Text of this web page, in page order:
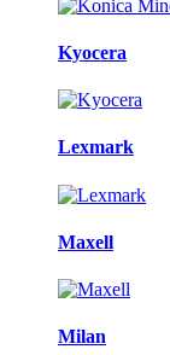
Kyocera
Lexmark
Maxell
Milan